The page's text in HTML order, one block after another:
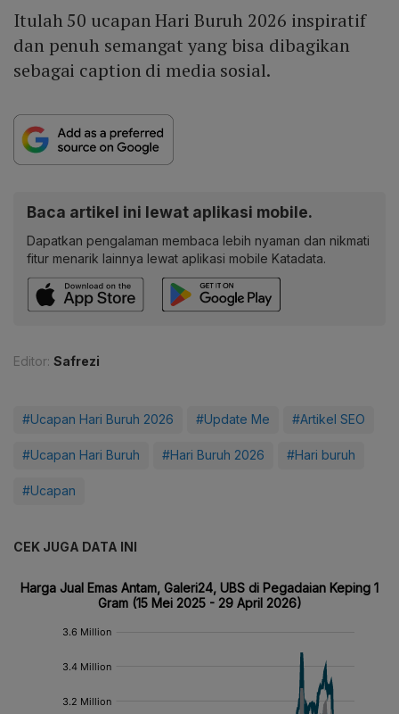
Itulah 50 ucapan Hari Buruh 2026 inspiratif
dan penuh semangat yang bisa dibagikan
sebagai caption di media sosial.
Baca artikel ini lewat aplikasi mobile.
Dapatkan pengalaman membaca lebih nyaman dan nikmati
fitur menarik lainnya lewat aplikasi mobile Katadata.
Editor: Safrezi
#Ucapan Hari Buruh 2026 #Update Me #Artikel SEO
#Ucapan Hari Buruh #Hari Buruh 2026 #Hari buruh
#Ucapan
CEK JUGA DATA INI